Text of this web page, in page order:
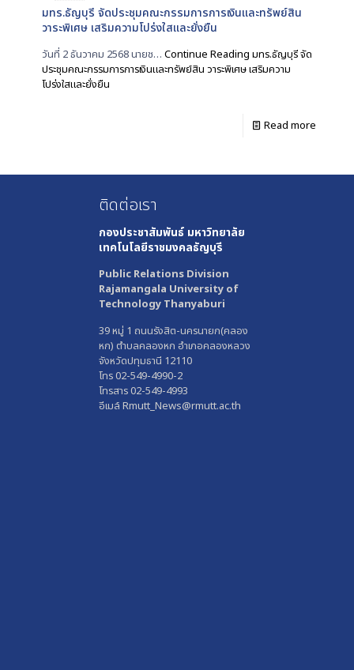
มทร.ธัญบุรี จัดประชุมคณะกรรมการการเงินและทรัพย์สิน
วาระพิเศษ เสริมความโปร่งใสและยั่งยืน
วันที่ 2 ธันวาคม 2568 นายช… Continue Reading มทร.ธัญบุรี จัด
ประชุมคณะกรรมการการเงินและทรัพย์สิน วาระพิเศษ เสริมความ
โปร่งใสและยั่งยืน
Read more
ติดต่อเรา
กองประชาสัมพันธ์ มหาวิทยาลัย
เทคโนโลยีราชมงคลธัญบุรี
Public Relations Division
Rajamangala University of
Technology Thanyaburi
39 หมู่ 1 ถนนรังสิต-นครนายก(คลอง
หก) ตำบลคลองหก อำเภอคลองหลวง
จังหวัดปทุมธานี 12110
โทร 02-549-4990-2
โทรสาร 02-549-4993
อีเมล์ Rmutt_News@rmutt.ac.th